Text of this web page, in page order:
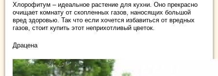
Хлорофитум – идеальное растение для кухни. Оно прекрасно
очищает комнату от скопленных газов, наносящих большой
вред здоровью. Так что если хочется избавиться от вредных
газов, стоит купить этот неприхотливый цветок.
Драцена